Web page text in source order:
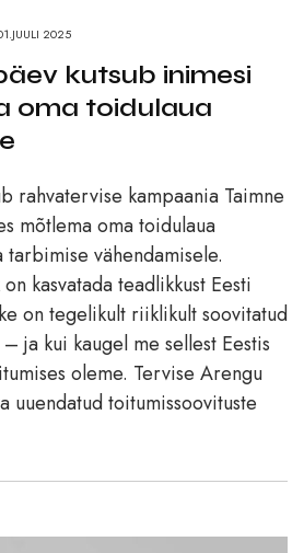
2025
kutsub inimesi
oma toidulaua
rahvatervise kampaania Taimne
mõtlema oma toidulaua
vähendamisele.
kasvatada teadlikkust Eesti
on tegelikult riiklikult soovitatud
ja kui kaugel me sellest Eestis
oleme. Tervise Arengu
uuendatud toitumissoovituste